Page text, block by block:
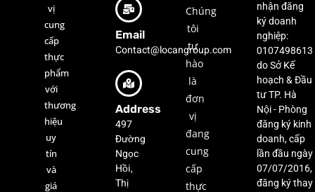
vị
cung
cấp
thực
phẩm
với
thương
hiệu
uy
tín
và
giá
Email
Contact@locangroup.com
Address
497
Đường
Ngọc
Hồi,
Thị
Chúng
tôi
tự
hào
là
đơn
vị
đang
cung
cấp
thực
nhận đăng
ký doanh
nghiệp:
0107498613
do Sở Kế
hoạch & Đầu
tư TP. Hà
Nội - Phòng
đăng ký kinh
doanh, cấp
lần đầu ngày
07/07/2016,
đăng ký thay